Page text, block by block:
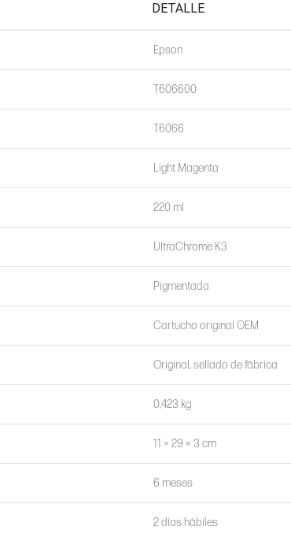
DETALLE
Epson
T606600
T6066
Light Magenta
220 ml
UltraChrome K3
Pigmentada
Cartucho original OEM
Original, sellado de fábrica
0,423 kg
11 × 29 × 3 cm
6 meses
2 días hábiles